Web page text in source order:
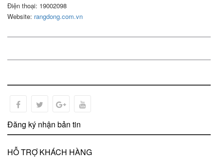
Điện thoại: 19002098
Website: rangdong.com.vn
Đăng ký nhận bản tin
HỖ TRỢ KHÁCH HÀNG